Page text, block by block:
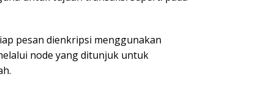
pesan dienkripsi menggunakan
node yang ditunjuk untuk